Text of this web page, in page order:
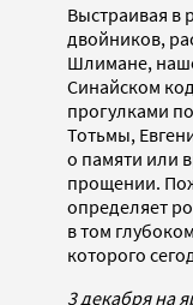
Выстраивая в
двойников,
Шлимане,
Синайском
прогулками
Тотьмы,
о памяти или
прощении.
определяет
в том
которого
3 декабря на